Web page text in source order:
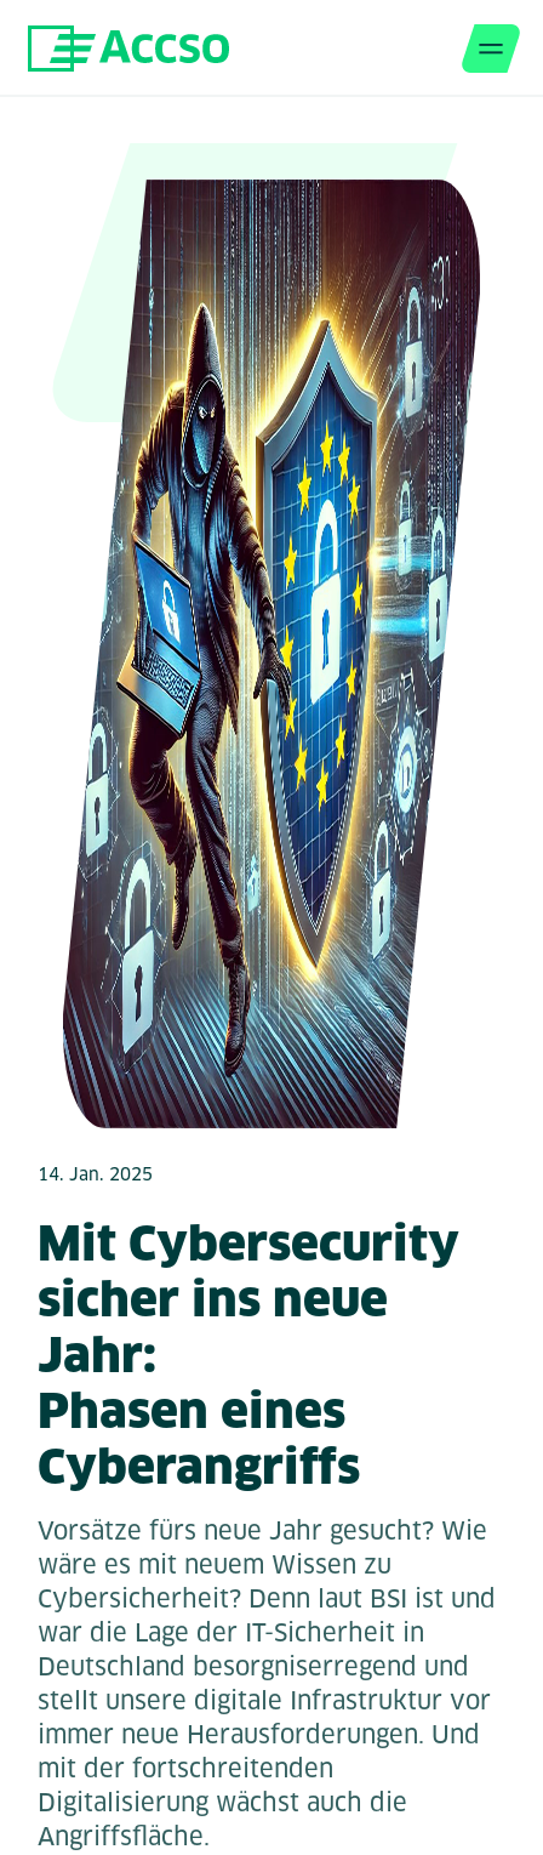
14. Jan. 2025
Mit Cybersecurity
sicher ins neue
Jahr:
Phasen eines
Cyberangriffs
Vorsätze fürs neue Jahr gesucht? Wie
wäre es mit neuem Wissen zu
Cybersicherheit? Denn laut BSI ist und
war die Lage der IT-Sicherheit in
Deutschland besorgniserregend und
stellt unsere digitale Infrastruktur vor
immer neue Herausforderungen. Und
mit der fortschreitenden
Digitalisierung wächst auch die
Angriffsfläche.